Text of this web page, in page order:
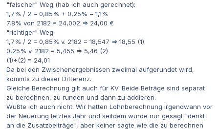
"falscher" Weg (hab ich auch gerechnet):
1,7% / 2 = 0,85% + 0,25% = 1,1%
7,8% von 2182 = 24,002 => 24,00 €
"richtiger" Weg:
1,7% / 2 = 0,85% v. 2182 = 18,547 => 18,55 (1)
0,25% v. 2182 = 5,455 => 5,46 (2)
(1)+(2) = 24,01
Da bei den Zwischenergebnissen zweimal aufgerundet wird,
kommts zu dieser Differenz.
Gleiche Berechnung gilt auch für KV. Beide Beträge sind separat
zu berechnen, zu runden und dann zu addieren.
Wußte ich auch nicht. Wir hatten Lohnberechnung irgendwann vor
der Neuerung letztes Jahr und seitdem wurde nur gesagt "denkt
an die Zusatzbeiträge", aber keiner sagte wie die zu berechnen